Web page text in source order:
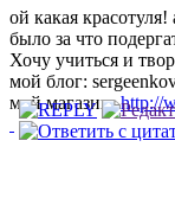
ой какая
было за что
Хочу учиться и
мой блог:
мой магазин:http://